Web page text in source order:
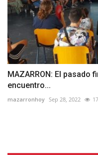
MAZARRON: El pasado
encuentro...
mazarronhoy Sep 28, 2022